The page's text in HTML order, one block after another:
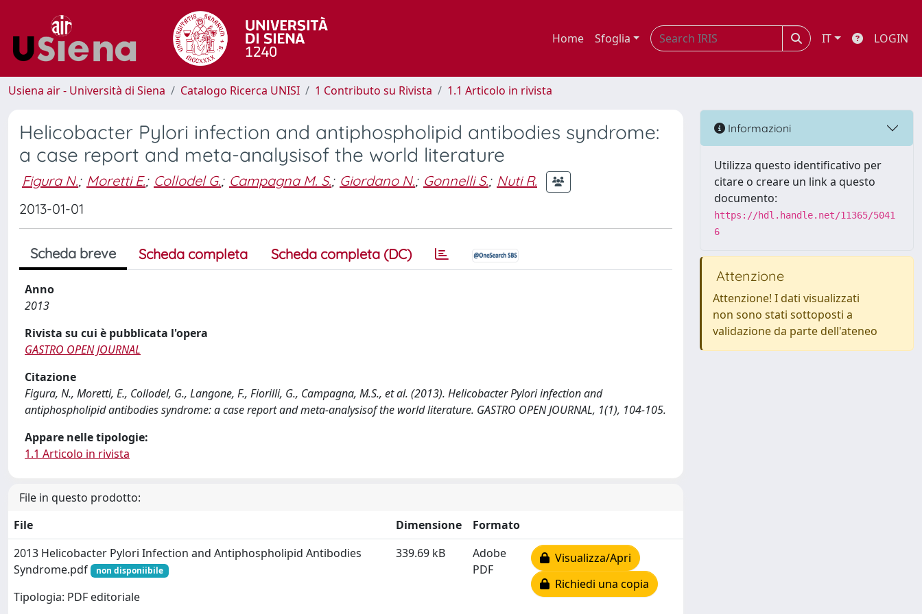
Home Sfoglia IT LOGIN
Usiena air - Università di Siena Catalogo Ricerca UNISI 1 Contributo su Rivista 1.1 Articolo in rivista
Helicobacter Pylori infection and antiphospholipid antibodies syndrome:
a case report and meta-analysisof the world literature
Figura N.; Moretti E.; Collodel G.; Campagna M. S.; Giordano N.; Gonnelli S.; Nuti R.
2013-01-01
Scheda breve Scheda completa Scheda completa (DC)
Anno
2013
Rivista su cui è pubblicata l'opera
GASTRO OPEN JOURNAL
Citazione
Figura, N., Moretti, E., Collodel, G., Langone, F., Fiorilli, G., Campagna, M.S., et al. (2013). Helicobacter Pylori infection and
antiphospholipid antibodies syndrome: a case report and meta-analysisof the world literature. GASTRO OPEN JOURNAL, 1(1), 104-105.
Appare nelle tipologie:
1.1 Articolo in rivista
File in questo prodotto:
File
Dimensione
Formato
2013 Helicobacter Pylori Infection and Antiphospholipid Antibodies
Syndrome.pdf
non disponiibile
Tipologia: PDF editoriale
339.69 kB
Adobe
PDF
Visualizza/Apri
Richiedi una copia
Informazioni
Utilizza questo identificativo per
citare o creare un link a questo
documento:
https://hdl.handle.net/11365/5041
6
Attenzione
Attenzione! I dati visualizzati
non sono stati sottoposti a
validazione da parte dell'ateneo